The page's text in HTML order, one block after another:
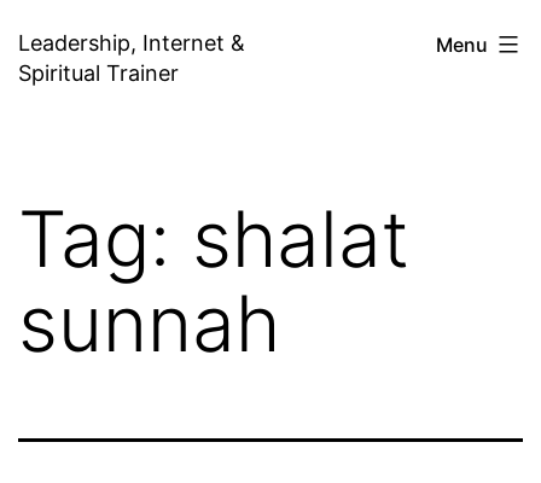
to
Leadership, Internet &
Spiritual Trainer
Menu
Tag: shalat
sunnah